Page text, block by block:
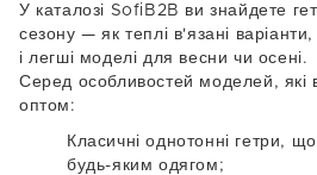
У каталозі SofiB2B ви знайдете
сезону — як теплі в'язані
і легші моделі для весни чи осені.
Серед особливостей моделей, які
оптом:
Класичні однотонні гетри, що
будь-яким одягом;